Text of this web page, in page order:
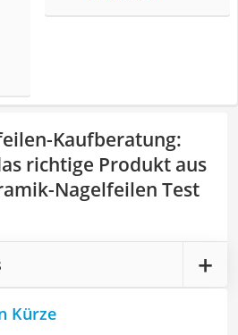
Kaufberatung:
richtige Produkt aus
Nagelfeilen Test
Kürze